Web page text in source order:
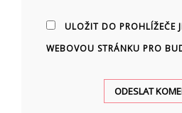
ULOŽIT DO PROHLÍŽEČE
WEBOVOU STRÁNKU PRO